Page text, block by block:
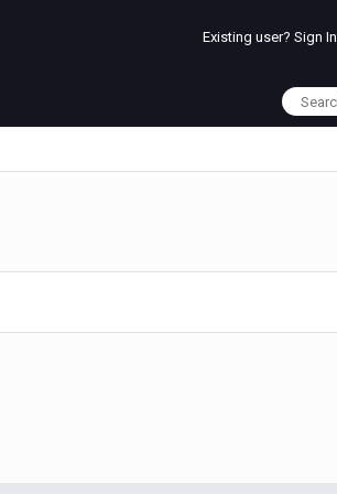
Existing user? Sign In